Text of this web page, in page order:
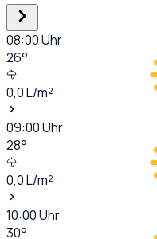
08:00Uhr
26°
0,0L/m²
09:00Uhr
28°
0,0L/m²
10:00Uhr
30°